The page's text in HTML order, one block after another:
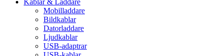
Mobilladdare
Bildkablar
Datorladdare
Ljudkablar
USB-adaptrar